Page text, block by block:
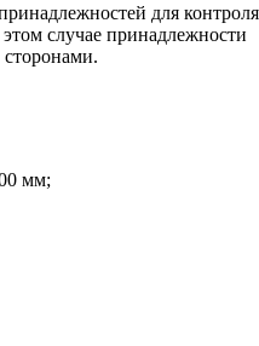
для
случае принадлежности
мм;